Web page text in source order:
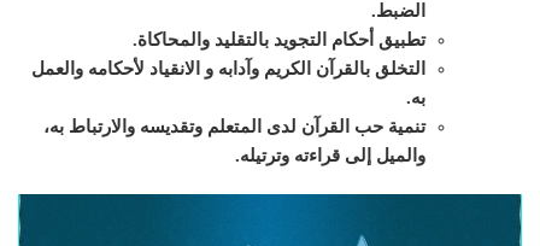
الضبط.
تطبيق أحكام التجويد بالتقليد والمحاكاة.
التخلق بالقرآن الكريم وآدابه و الانقياد لأحكامه والعمل
به.
تنمية حب القرآن لدى المتعلم وتقديسه والارتباط به،
والميل إلى قراءته وترتيله.